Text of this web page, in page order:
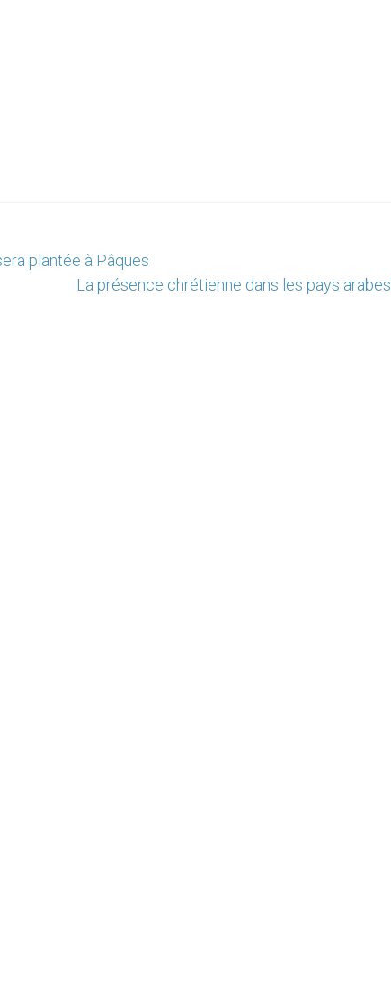
plantée à Pâques
La présence chrétienne dans les pays arabes